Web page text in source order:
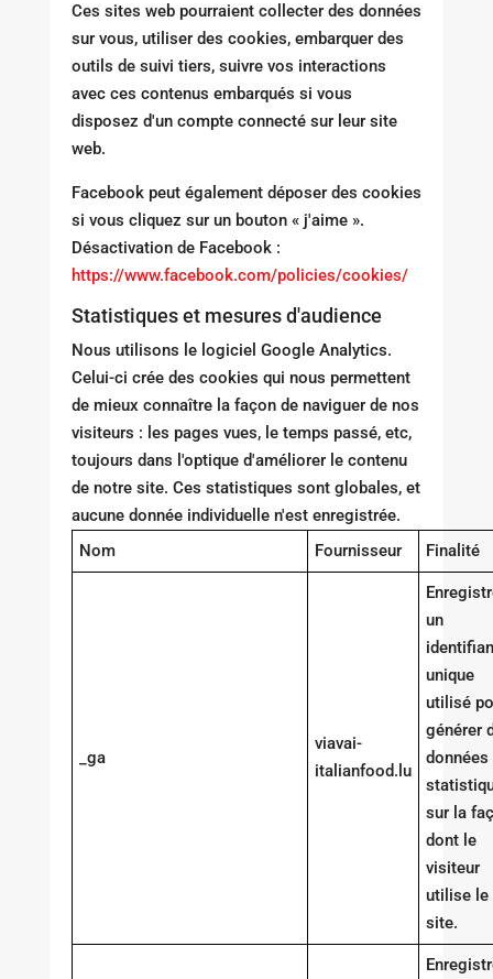
Ces sites web pourraient collecter des données
sur vous, utiliser des cookies, embarquer des
outils de suivi tiers, suivre vos interactions
avec ces contenus embarqués si vous
disposez d'un compte connecté sur leur site
web.
Facebook peut également déposer des cookies
si vous cliquez sur un bouton « j'aime ».
Désactivation de Facebook :
https://www.facebook.com/policies/cookies/
Statistiques et mesures d'audience
Nous utilisons le logiciel Google Analytics.
Celui-ci crée des cookies qui nous permettent
de mieux connaître la façon de naviguer de nos
visiteurs : les pages vues, le temps passé, etc,
toujours dans l'optique d'améliorer le contenu
de notre site. Ces statistiques sont globales, et
aucune donnée individuelle n'est enregistrée.
Nom
Fournisseur Finalité
_ga
viavai-
italianfood.lu
un
unique
utilisé
générer
données
sur la
dont le
visiteur
utilise le
site.